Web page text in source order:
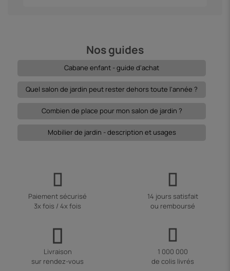
Nos guides
Cabane enfant - guide d'achat
Quel salon de jardin peut rester dehors toute l'année ?
Combien de place pour mon salon de jardin ?
Mobilier de jardin - description et usages
Paiement sécurisé
3x fois / 4x fois
14 jours satisfait
ou remboursé
Livraison
sur rendez-vous
1 000 000
de colis livrés